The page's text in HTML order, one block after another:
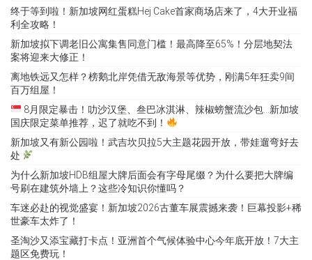
终于等到啦！新加坡网红蛋糕Hej Cake首家商场店来了，4大开业福
利全攻略！
新加坡拟下调老旧公寓集售同意门槛！最高降至65%！分层地契法
案将迎来大修正！
离地铁远又怎样？榜鹅北岸凭借无敌海景等优势，刚满5年狂卖9间
百万组屋！
8月限定暴击！叻沙汉堡、叁巴冰淇淋、辣椒螃蟹流沙包…新加坡
国庆限定菜单推荐，迟了就吃不到！
新加坡又有新公园啦！武吉坎贝拉5大主题花园开放，带娃遛弯好去
处
为什么新加坡HDB组屋大牌后面会有字母尾缀？为什么要把大牌编
号刷在建筑外墙上？这些冷知识你懂吗？
车迷必赴的视觉盛宴！新加坡2026古董车展震撼来袭！巨幕投影+稀
世豪车太炸了！
圣淘沙又添宝藏打卡点！亚洲首个气候体验中心今年底开放！7大主
题区免费玩！